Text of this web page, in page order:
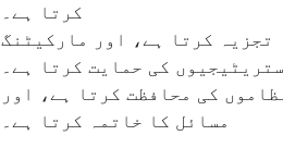
کرتا ہے۔
تجزیہ کرتا ہے، اور مارکیٹنگ
کی حمایت کرتا ہے۔
کی محافظت کرتا ہے، اور
مسائل کا خاتمہ کرتا ہے۔